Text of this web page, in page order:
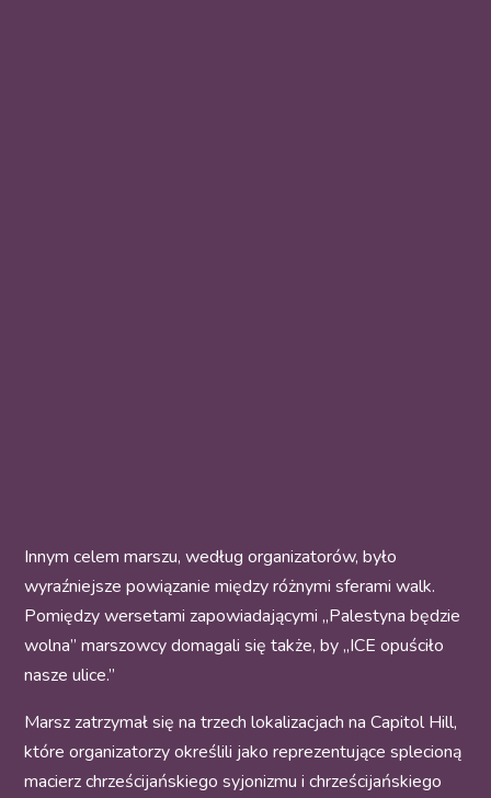
Innym celem marszu, według organizatorów, było
wyraźniejsze powiązanie między różnymi sferami walk.
Pomiędzy wersetami zapowiadającymi „Palestyna będzie
wolna” marszowcy domagali się także, by „ICE opuściło
nasze ulice.”
Marsz zatrzymał się na trzech lokalizacjach na Capitol Hill,
które organizatorzy określili jako reprezentujące splecioną
macierz chrześcijańskiego syjonizmu i chrześcijańskiego